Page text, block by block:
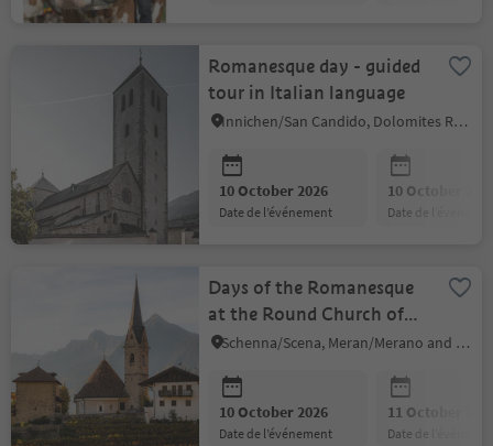
Romanesque day - guided
tour in Italian language
Innichen/San Candido, Dolomites Region 3 Zinnen
10 October 2026
date de l’événement
10 October
date de
Days of the Romanesque
at the Round Church of
Saint George in Schenna
Schenna/Scena, Meran/Merano and environs
10 October 2026
date de l’événement
11 October
date de